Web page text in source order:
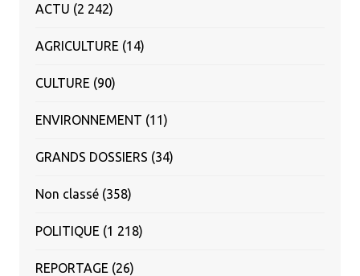
ACTU (2 242)
AGRICULTURE (14)
CULTURE (90)
ENVIRONNEMENT (11)
GRANDS DOSSIERS (34)
Non classé(358)
POLITIQUE (1 218)
REPORTAGE (26)